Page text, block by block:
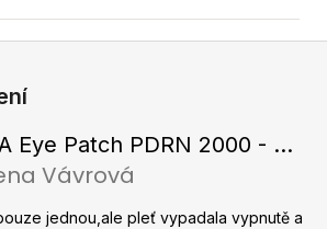
VELLA Eye Patch PDRN 2000 - Tající hydrogelové náplasti pod oči s PDRN 72 g / 60 ks
produktu je 5 z 5 hvězdiček.
Vávrová
jednou,ale pleť vypadala vypnutě a